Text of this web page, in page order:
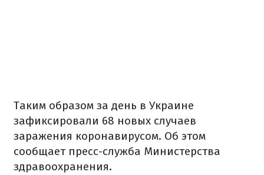
Таким образом за день в Украине
зафиксировали 68 новых случаев
заражения коронавирусом. Об этом
сообщает пресс-служба Министерства
здравоохранения.